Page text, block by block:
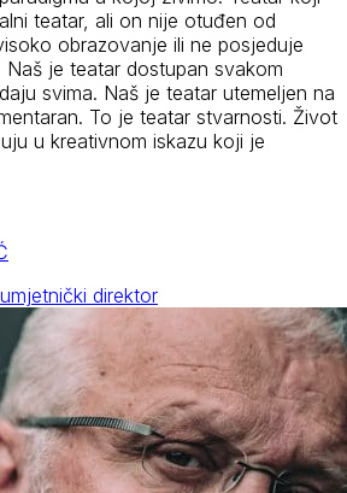
teatar, ali on nije otuđen od
obrazovanje ili ne posjeduje
je teatar dostupan svakom
svima. Naš je teatar utemeljen na
To je teatar stvarnosti. Život
u kreativnom iskazu koji je
direktor